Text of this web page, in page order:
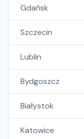
Gdańsk
Szczecin
Lublin
Bydgoszcz
Białystok
Katowice